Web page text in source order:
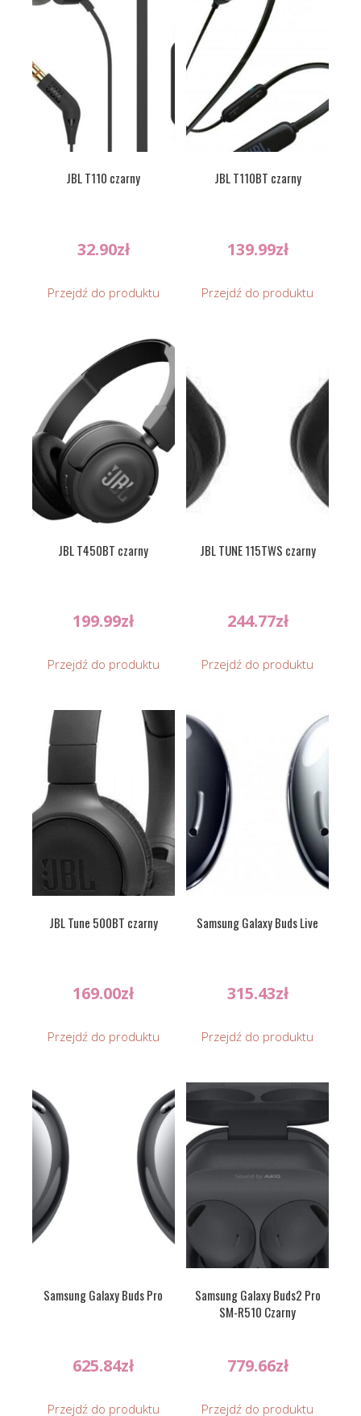
JBL T110 czarny
32.90zł
Przejdź do produktu
JBL T110BT czarny
139.99zł
Przejdź do produktu
JBL T450BT czarny
199.99zł
Przejdź do produktu
JBL TUNE 115TWS czarny
244.77zł
Przejdź do produktu
JBL Tune 500BT czarny
169.00zł
Przejdź do produktu
Samsung Galaxy Buds Live
315.43zł
Przejdź do produktu
Samsung Galaxy Buds Pro
625.84zł
Przejdź do produktu
Samsung Galaxy Buds2 Pro
SM-R510 Czarny
779.66zł
Przejdź do produktu